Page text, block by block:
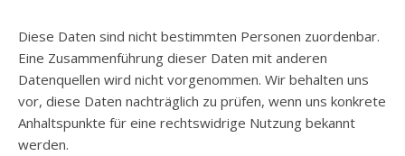
Diese Daten sind nicht bestimmten Personen zuordenbar.
Eine Zusammenführung dieser Daten mit anderen
Datenquellen wird nicht vorgenommen. Wir behalten uns
vor, diese Daten nachträglich zu prüfen, wenn uns konkrete
Anhaltspunkte für eine rechtswidrige Nutzung bekannt
werden.